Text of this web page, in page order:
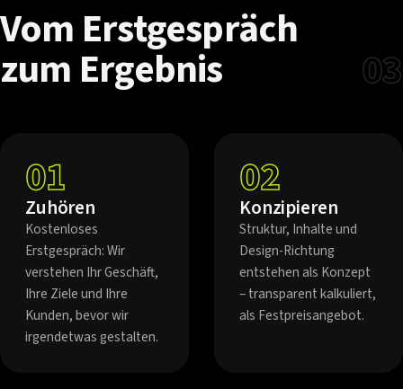
Vom Erstgespräch
zum Ergebnis
03
01
Zuhören
Kostenloses
Erstgespräch: Wir
verstehen Ihr Geschäft,
Ihre Ziele und Ihre
Kunden, bevor wir
irgendetwas gestalten.
02
Konzipieren
Struktur, Inhalte und
Design-Richtung
entstehen als Konzept
– transparent kalkuliert,
als Festpreisangebot.